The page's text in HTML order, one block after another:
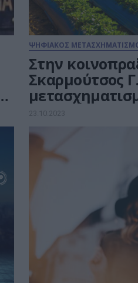
ΨΗΦΙΑΚΟΣ
Στην
Σκαρμούτσος
τομέα έναντι
23.10.2023